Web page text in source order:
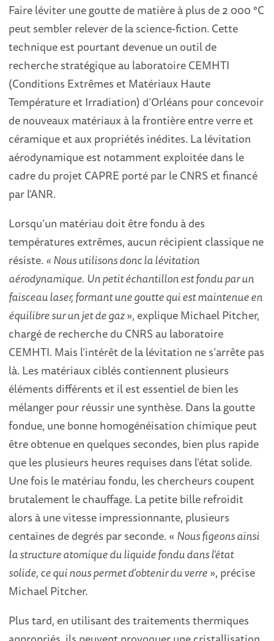
Faire léviter une goutte de matière à plus de 2 000 °C
peut sembler relever de la science-fiction. Cette
technique est pourtant devenue un outil de
recherche stratégique au laboratoire CEMHTI
(Conditions Extrêmes et Matériaux Haute
Température et Irradiation) d’Orléans pour concevoir
de nouveaux matériaux à la frontière entre verre et
céramique et aux propriétés inédites. La lévitation
aérodynamique est notamment exploitée dans le
cadre du projet CAPRE porté par le CNRS et financé
par l'ANR.
Lorsqu’un matériau doit être fondu à des
températures extrêmes, aucun récipient classique ne
résiste. « Nous utilisons donc la lévitation
aérodynamique. Un petit échantillon est fondu par un
faisceau laser, formant une goutte qui est maintenue en
équilibre sur un jet de gaz», explique Michael Pitcher,
chargé de recherche du CNRS au laboratoire
CEMHTI. Mais l’intérêt de la lévitation ne s’arrête pas
là. Les matériaux ciblés contiennent plusieurs
éléments différents et il est essentiel de bien les
mélanger pour réussir une synthèse. Dans la goutte
fondue, une bonne homogénéisation chimique peut
être obtenue en quelques secondes, bien plus rapide
que les plusieurs heures requises dans l’état solide.
Une fois le matériau fondu, les chercheurs coupent
brutalement le chauffage. La petite bille refroidit
alors à une vitesse impressionnante, plusieurs
centaines de degrés par seconde. « Nous figeons ainsi
la structure atomique du liquide fondu dans l'état
solide, ce qui nous permet d’obtenir du verre», précise
Michael Pitcher.
Plus tard, en utilisant des traitements thermiques